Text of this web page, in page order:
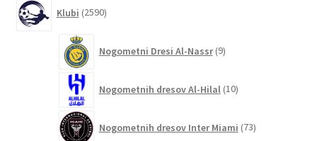
Klubi 2590izdelkov
Nogometni Dresi Al-Nassr 9izdelkov
Nogometnih dresov Al-Hilal 10izdelkov
Nogometnih dresov Inter Miami 73izdelkov